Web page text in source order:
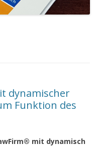
dynamischer
Funktion des
mit dynamisch